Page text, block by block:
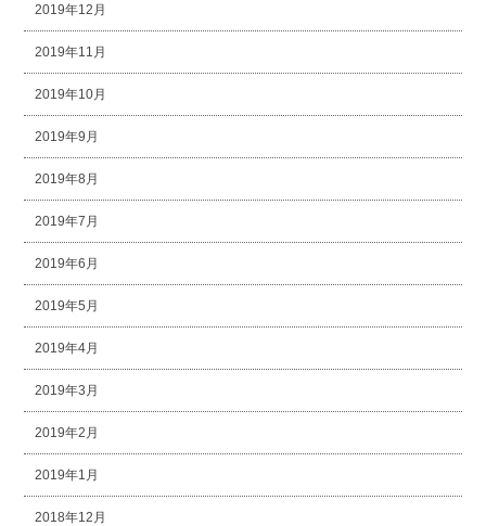
2019年12月
2019年11月
2019年10月
2019年9月
2019年8月
2019年7月
2019年6月
2019年5月
2019年4月
2019年3月
2019年2月
2019年1月
2018年12月